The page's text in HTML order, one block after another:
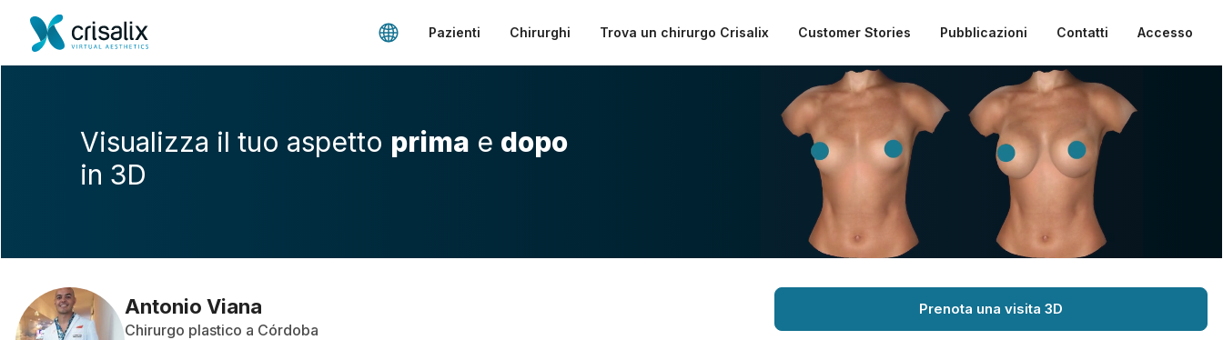
Pazienti Chirurghi Trova un chirurgo Crisalix Customer Stories Pubblicazioni Contatti Accesso
Visualizza il tuo aspetto prima e dopo
in 3D
Antonio Viana
Chirurgo plastico a Córdoba
Prenota una visita 3D